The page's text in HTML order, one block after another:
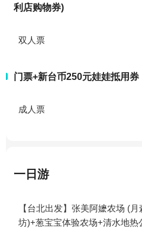
利店购物券)
双人票
门票+新台币250元娃娃抵用券
成人票
一日游
【台北出发】张美阿嬷农场 (
坊)+葱宝宝体验农场+清水地热